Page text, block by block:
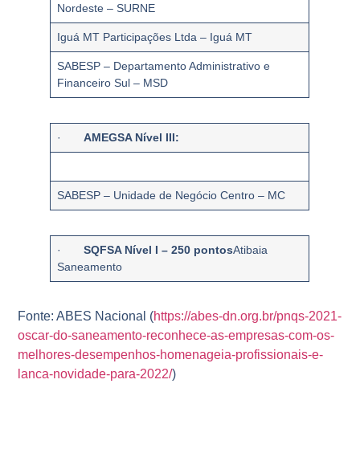
Nordeste – SURNE
Iguá MT Participações Ltda – Iguá MT
SABESP – Departamento Administrativo e
Financeiro Sul – MSD
· AMEGSA Nível III:
SABESP – Unidade de Negócio Centro – MC
· SQFSA Nível I – 250 pontosAtibaia
Saneamento
Fonte: ABES Nacional (https://abes-dn.org.br/pnqs-2021-
oscar-do-saneamento-reconhece-as-empresas-com-os-
melhores-desempenhos-homenageia-profissionais-e-
lanca-novidade-para-2022/)